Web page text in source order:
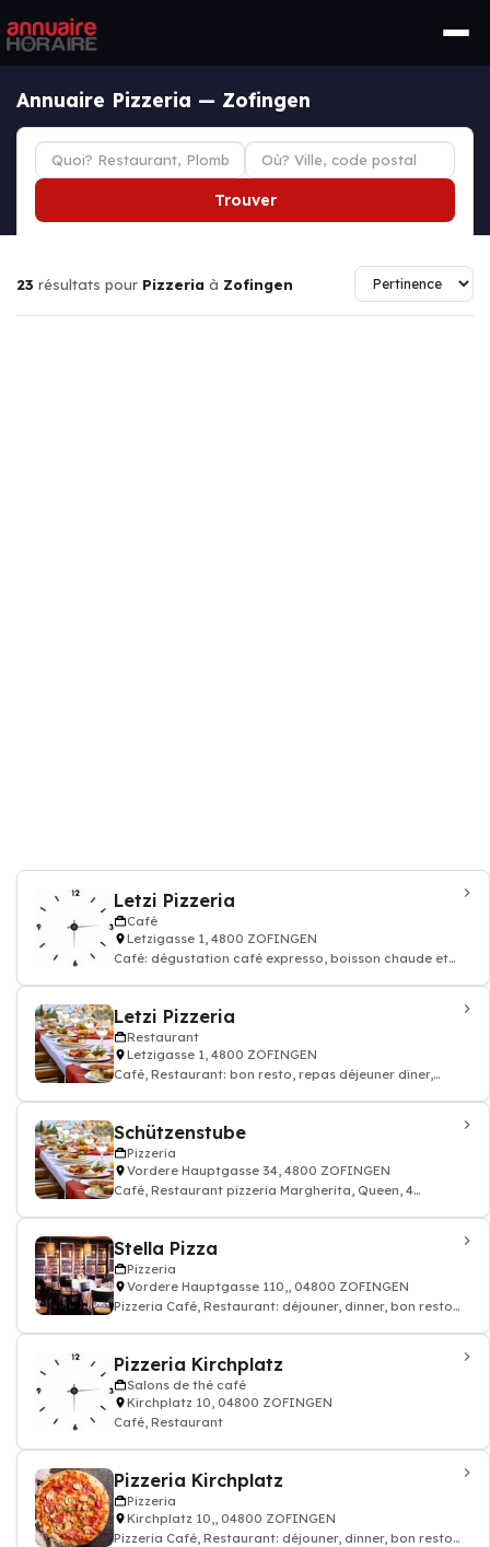
Annuaire Pizzeria — Zofingen
Trouver
23 résultats pour Pizzeria à Zofingen
Letzi Pizzeria
Café
Letzigasse 1, 4800 ZOFINGEN
Café: dégustation café expresso, boisson chaude et
Letzi Pizzeria
Restaurant
Letzigasse 1, 4800 ZOFINGEN
Café, Restaurant: bon resto, repas déjeuner dîner,
Schützenstube
Pizzeria
Vordere Hauptgasse 34, 4800 ZOFINGEN
Café, Restaurant pizzeria Margherita, Queen, 4
Stella Pizza
Pizzeria
Vordere Hauptgasse 110,, 04800 ZOFINGEN
Pizzeria Café, Restaurant: déjouner, dinner, bon resto
Pizzeria Kirchplatz
Salons de thé café
Kirchplatz 10, 04800 ZOFINGEN
Café, Restaurant
Pizzeria Kirchplatz
Pizzeria
Kirchplatz 10,, 04800 ZOFINGEN
Pizzeria Café, Restaurant: déjouner, dinner, bon resto